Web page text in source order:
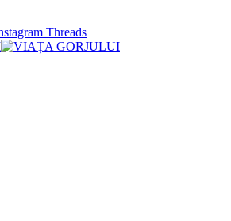
Threads